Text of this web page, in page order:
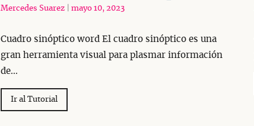
Mercedes Suarez mayo 10, 2023
Cuadro sinóptico word El cuadro sinóptico es una
gran herramienta visual para plasmar información
de…
Ir al Tutorial